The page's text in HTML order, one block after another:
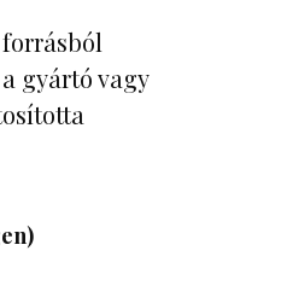
gyártó vagy